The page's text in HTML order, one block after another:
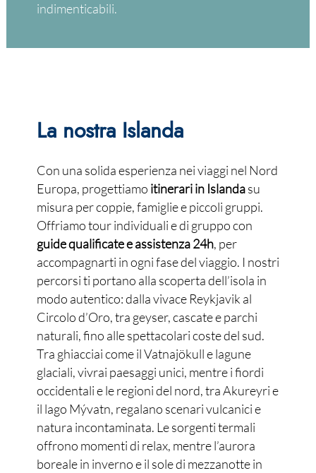
indimenticabili.
La nostra Islanda
Con una solida esperienza nei viaggi nel Nord
Europa, progettiamo itinerari in Islandasu
misura per coppie, famiglie e piccoli gruppi.
Offriamo tour individuali e di gruppo con
guide qualificate e assistenza 24h, per
accompagnarti in ogni fase del viaggio. I nostri
percorsi ti portano alla scoperta dell’isola in
modo autentico: dalla vivace Reykjavik al
Circolo d’Oro, tra geyser, cascate e parchi
naturali, fino alle spettacolari coste del sud.
Tra ghiacciai come il Vatnajökull e lagune
glaciali, vivrai paesaggi unici, mentre i fiordi
occidentali e le regioni del nord, tra Akureyri e
il lago Mývatn, regalano scenari vulcanici e
natura incontaminata. Le sorgenti termali
offrono momenti di relax, mentre l’aurora
boreale in inverno e il sole di mezzanotte in